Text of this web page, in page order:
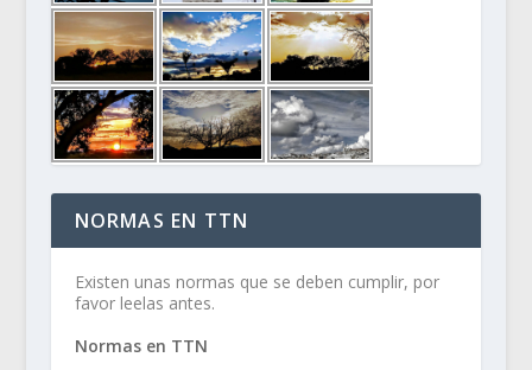
NORMAS EN TTN
Existen unas normas que se deben cumplir, por
favor leelas antes.
Normas en TTN